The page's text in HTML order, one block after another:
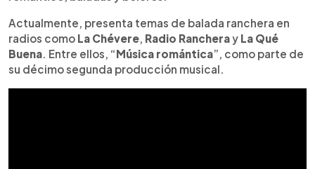
Actualmente, presenta temas de balada ranchera en
radios como La Chévere, Radio Rancheray La Qué
Buena. Entre ellos, “Música romántica”, como parte de
su décimo segunda producción musical.